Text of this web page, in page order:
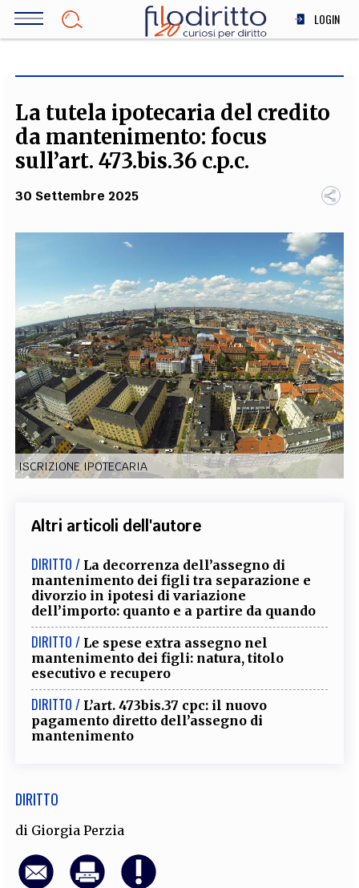
Salta
LOGIN
SOCIETÀ
MEDICINA
SCIENZA
STORIA E FILOSOFIA
TEAM
FILODIRITTO REDAZIONE COMITATO SCIENTIFICO AUTORI CURATORI
FOTOGRAFI PARTNER COLLABORA CON NOI
EXTRA
CODICI RUBRICHE LIBRI PROCEEDINGS PUBBLICITÀ CONTATTI
SOCIAL MEDIA
La tutela ipotecaria del credito
da mantenimento: focus
sull’art. 473.bis.36 c.p.c.
30 Settembre 2025
ISCRIZIONE IPOTECARIA
Altri articoli dell'autore
DIRITTO / La decorrenza dell’assegno di
mantenimento dei figli tra separazione e
divorzio in ipotesi di variazione
dell’importo: quanto e a partire da quando
DIRITTO / Le spese extra assegno nel
mantenimento dei figli: natura, titolo
esecutivo e recupero
DIRITTO / L’art. 473bis.37 cpc: il nuovo
pagamento diretto dell’assegno di
mantenimento
DIRITTO
di Giorgia Perzia